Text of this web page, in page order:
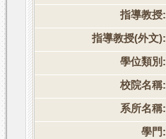
指導教授:
指導教授(外文):
學位類別:
校院名稱:
系所名稱:
學門: